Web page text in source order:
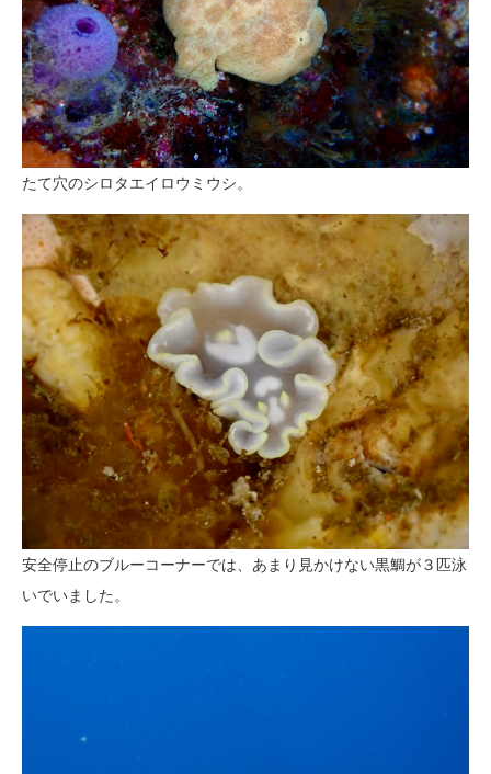
たて穴のシロタエイロウミウシ。
安全停止のブルーコーナーでは、あまり見かけない黒鯛が３匹泳
いでいました。